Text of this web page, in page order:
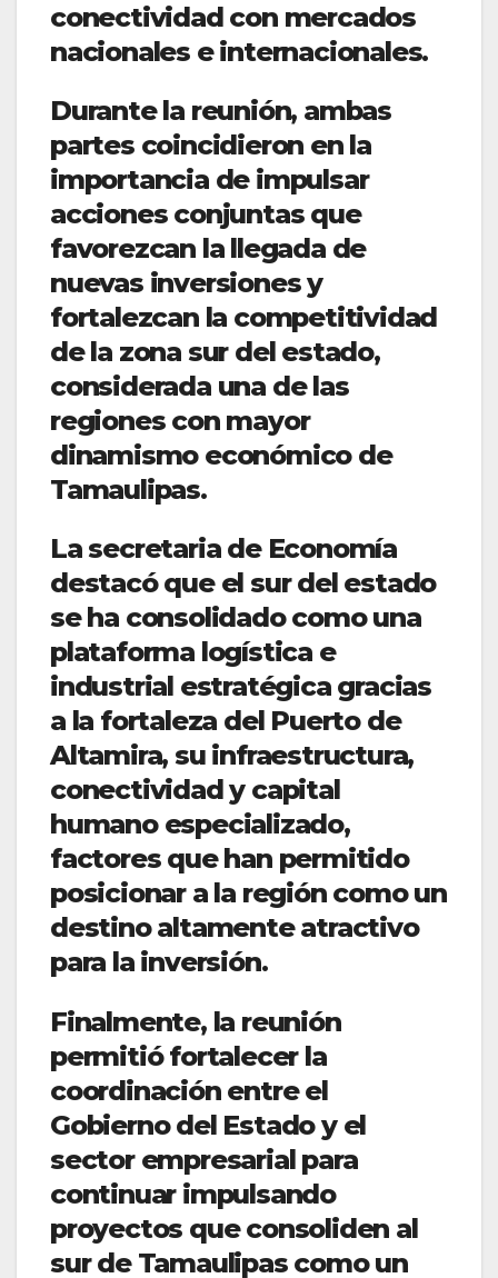
conectividad con mercados
nacionales e internacionales.
Durante la reunión, ambas
partes coincidieron en la
importancia de impulsar
acciones conjuntas que
favorezcan la llegada de
nuevas inversiones y
fortalezcan la competitividad
de la zona sur del estado,
considerada una de las
regiones con mayor
dinamismo económico de
Tamaulipas.
La secretaria de Economía
destacó que el sur del estado
se ha consolidado como una
plataforma logística e
industrial estratégica gracias
a la fortaleza del Puerto de
Altamira, su infraestructura,
conectividad y capital
humano especializado,
factores que han permitido
posicionar a la región como un
destino altamente atractivo
para la inversión.
Finalmente, la reunión
permitió fortalecer la
coordinación entre el
Gobierno del Estado y el
sector empresarial para
continuar impulsando
proyectos que consoliden al
sur de Tamaulipas como un